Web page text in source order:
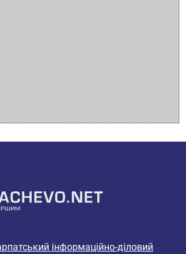
інформаційно-діловий